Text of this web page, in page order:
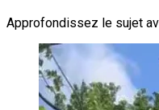
Approfondissez le sujet